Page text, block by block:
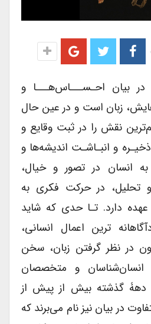
بیان احـســـاس‌هـــا و
زبان است و در عین حال
نقش را در ثبت وقایع و
و انبـاشـت اندیشه‌ها و
انسان در تصور و خیال،
تحلیل، در حرکت فکری به
دارد. تـا حدی که شاید
ترین اعمال انسانی،
در نظر گرفتن زبان، سخن
و متخصصان
گذشته بیش از پیش از
در بیان نیز نام می‌برند که